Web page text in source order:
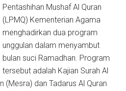
Pentashihan Mushaf Al Quran
(LPMQ) Kementerian Agama
menghadirkan dua program
unggulan dalam menyambut
bulan suci Ramadhan. Program
tersebut adalah Kajian Surah Al
(Mesra) dan Tadarus Al Quran